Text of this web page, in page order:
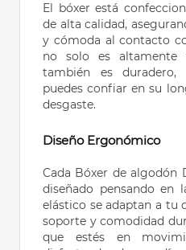
El bóxer está
de alta calidad,
y cómoda al contacto
no solo es altamente
también es
puedes confiar en su
desgaste.
Diseño Ergonómico
Cada Bóxer de algodón
diseñado pensando en
elástico se adaptan a tu
soporte y comodidad
que estés en